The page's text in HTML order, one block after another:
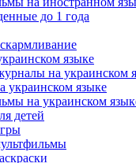
до 1 года
языке
на украинском
украинском языке
на украинском
детей